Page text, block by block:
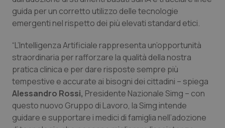
Friuli Venezia Giulia
Lazio
Liguria
Lombardia
Dermatite Atopica
Diabete & glucometri
Disturbi dell’umore
Dolore
guida per un corretto utilizzo delle tecnologie
emergenti nel rispetto dei più elevati standard etici.
“L’Intelligenza Artificiale rappresenta un’opportunità
straordinaria per rafforzare la qualità della nostra
pratica clinica e per dare risposte sempre più
tempestive e accurate ai bisogni dei cittadini – spiega
Alessandro Rossi, Presidente Nazionale Simg – con
questo nuovo Gruppo di Lavoro, la Simg intende
guidare e supportare i medici di famiglia nell’adozione